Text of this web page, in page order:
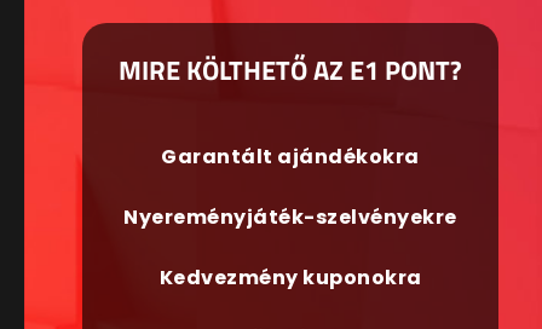
MIRE KÖLTHETŐ AZ E1 PONT?
Garantált ajándékokra
Nyereményjáték-szelvényekre
Kedvezmény kuponokra